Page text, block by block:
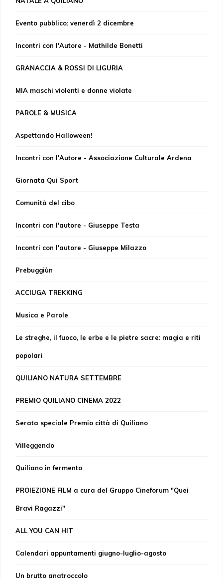
Evento pubblico: venerdì 2 dicembre
Incontri con l'Autore - Mathilde Bonetti
GRANACCIA & ROSSI DI LIGURIA
MIA maschi violenti e donne violate
PAROLE & MUSICA
Aspettando Halloween!
Incontri con l'Autore - Associazione Culturale Ardena
Giornata Qui Sport
Comunità del cibo
Incontri con l'autore - Giuseppe Testa
Incontri con l'autore - Giuseppe Milazzo
Prebuggiùn
ACCIUGA TREKKING
Musica e Parole
Le streghe, il fuoco, le erbe e le pietre sacre: magia e riti
popolari
QUILIANO NATURA SETTEMBRE
PREMIO QUILIANO CINEMA 2022
Serata speciale Premio città di Quiliano
Villeggendo
Quiliano in fermento
PROIEZIONE FILM a cura del Gruppo Cineforum "Quei
Bravi Ragazzi"
ALL YOU CAN HIT
Calendari appuntamenti giugno-luglio-agosto
Un brutto anatroccolo